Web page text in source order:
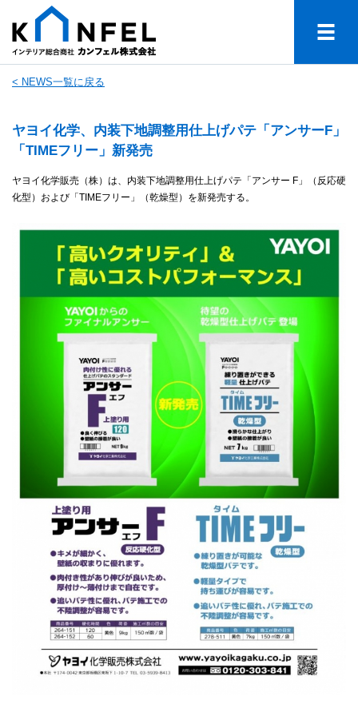
< NEWS一覧に戻る
ヤヨイ化学、内装下地調整用仕上げパテ「アンサーF」
「TIMEフリー」新発売
ヤヨイ化学販売（株）は、内装下地調整用仕上げパテ「アンサー F」（反応硬
化型）および「TIMEフリー」（乾燥型）を新発売する。